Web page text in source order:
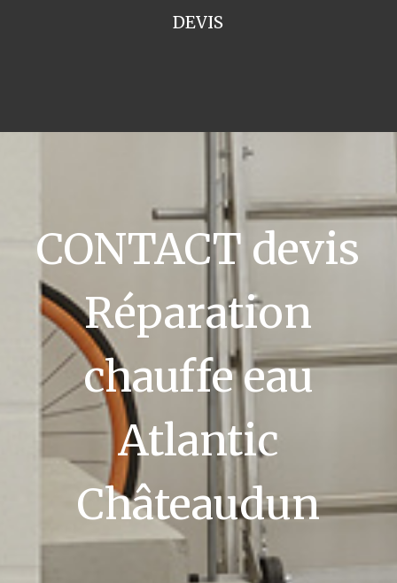
DEVIS
CONTACT devis
Réparation
chauffe eau
Atlantic
Châteaudun